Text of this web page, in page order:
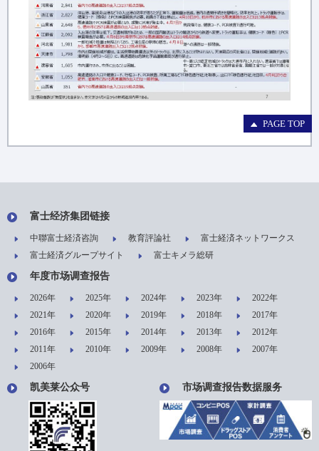
PAGE TOP
富士经济集团链接
中聯富士経済咨詢 教育評論社
富士経済ネットワークス
富士経済グループサイト
富士キメラ総研
年度市场调查报告
2026年 2025年 2024年 2023年
2022年
2021年
2020年 2019年 2018年
2017年
2016年
2015年 2014年 2013年
2012年
2011年
2010年 2009年 2008年
2007年
2006年
凯美莱公众号 市场调查报告数据服务